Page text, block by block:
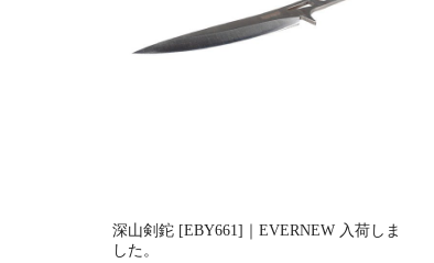
深山剣鉈 [EBY661]｜EVERNEW 入荷しま
した。